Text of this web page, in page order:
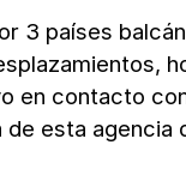
3 países
en contacto
esta agencia